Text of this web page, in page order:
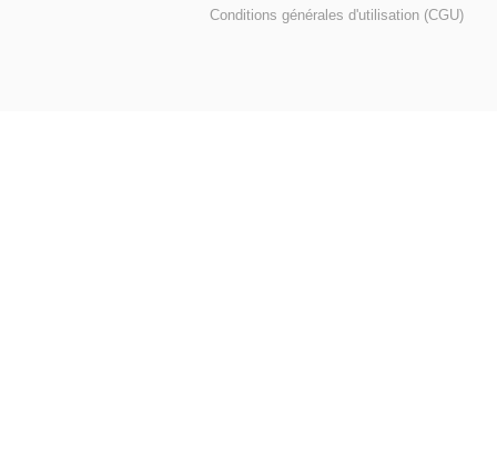
Conditions générales d'utilisation (CGU)